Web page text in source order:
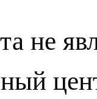
не